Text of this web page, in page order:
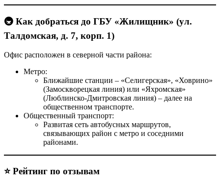
🚇 Как добраться до ГБУ «Жилищник» (ул.
Талдомская, д. 7, корп. 1)
Офис расположен в северной части района:
Метро:
Ближайшие станции – «Селигерская», «Ховрино»
(Замоскворецкая линия) или «Яхромская»
(Люблинско-Дмитровская линия) – далее на
общественном транспорте.
Общественный транспорт:
Развитая сеть автобусных маршрутов,
связывающих район с метро и соседними
районами.
⭐ Рейтинг по отзывам